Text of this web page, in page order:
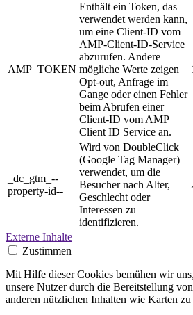
AMP_TOKEN
Enthält ein Token, das
verwendet werden kann,
um eine Client-ID vom
AMP-Client-ID-Service
abzurufen. Andere
mögliche Werte zeigen
Opt-out, Anfrage im
Gange oder einen Fehler
beim Abrufen einer
Client-ID vom AMP
Client ID Service an.
_dc_gtm_--
property-id--
Wird von DoubleClick
(Google Tag Manager)
verwendet, um die
Besucher nach Alter,
Geschlecht oder
Interessen zu
identifizieren.
Externe Inhalte
Zustimmen
Mit Hilfe dieser Cookies bemühen wir
unsere Nutzer durch die Bereitstellung
anderen nützlichen Inhalten wie Karten zu